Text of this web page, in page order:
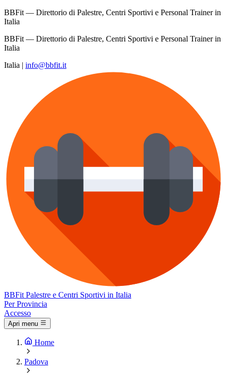
BBFit — Direttorio di Palestre, Centri Sportivi e Personal Trainer in
Italia
BBFit — Direttorio di Palestre, Centri Sportivi e Personal Trainer in
Italia
Italia | info@bbfit.it
BBFit Palestre e Centri Sportivi in Italia
Per Provincia
Accesso
Apri menu
Home
Padova